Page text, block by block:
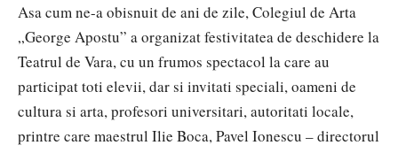
Asa cum ne-a obisnuit de ani de zile, Colegiul de Arta
„George Apostu” a organizat festivitatea de deschidere la
Teatrul de Vara, cu un frumos spectacol la care au
participat toti elevii, dar si invitati speciali, oameni de
cultura si arta, profesori universitari, autoritati locale,
printre care maestrul Ilie Boca, Pavel Ionescu – directorul